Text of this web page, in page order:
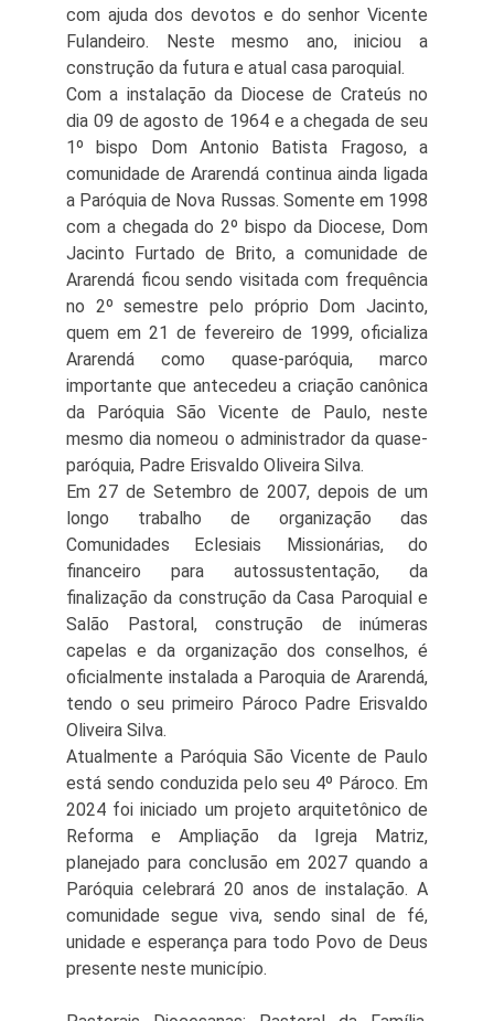
com ajuda dos devotos e do senhor Vicente
Fulandeiro. Neste mesmo ano, iniciou a
construção da futura e atual casa paroquial.
Com a instalação da Diocese de Crateús no
dia 09 de agosto de 1964 e a chegada de seu
1º bispo Dom Antonio Batista Fragoso, a
comunidade de Ararendá continua ainda ligada
a Paróquia de Nova Russas. Somente em 1998
com a chegada do 2º bispo da Diocese, Dom
Jacinto Furtado de Brito, a comunidade de
Ararendá ficou sendo visitada com frequência
no 2º semestre pelo próprio Dom Jacinto,
quem em 21 de fevereiro de 1999, oficializa
Ararendá como quase-paróquia, marco
importante que antecedeu a criação canônica
da Paróquia São Vicente de Paulo, neste
mesmo dia nomeou o administrador da quase-
paróquia, Padre Erisvaldo Oliveira Silva.
Em 27 de Setembro de 2007, depois de um
longo trabalho de organização das
Comunidades Eclesiais Missionárias, do
financeiro para autossustentação, da
finalização da construção da Casa Paroquial e
Salão Pastoral, construção de inúmeras
capelas e da organização dos conselhos, é
oficialmente instalada a Paroquia de Ararendá,
tendo o seu primeiro Pároco Padre Erisvaldo
Oliveira Silva.
Atualmente a Paróquia São Vicente de Paulo
está sendo conduzida pelo seu 4º Pároco. Em
2024 foi iniciado um projeto arquitetônico de
Reforma e Ampliação da Igreja Matriz,
planejado para conclusão em 2027 quando a
Paróquia celebrará 20 anos de instalação. A
comunidade segue viva, sendo sinal de fé,
unidade e esperança para todo Povo de Deus
presente neste município.